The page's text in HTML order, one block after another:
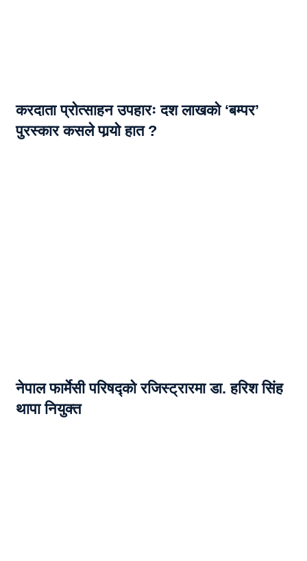
करदाता प्रोत्साहन उपहारः दश लाखको ‘बम्पर’
पुरस्कार कसले पार्‍याे हात ?
नेपाल फार्मेसी परिषद्को रजिस्ट्रारमा डा. हरिश सिंह
थापा नियुक्त